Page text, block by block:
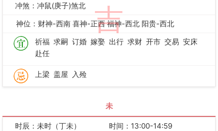
吉
冲煞：冲鼠(庚子)煞北
神位：财神-西南 喜神-正西 福神-西北 阳贵-西北
祈福 求嗣 订婚 嫁娶 出行 求财 开市 交易 安床
赴任
上梁 盖屋 入殓
未
时辰：未时（丁未）
时间：13:00-14:59